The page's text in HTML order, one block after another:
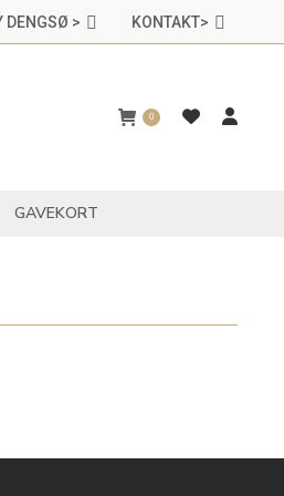
DENGSØ > KONTAKT>
0
GAVEKORT